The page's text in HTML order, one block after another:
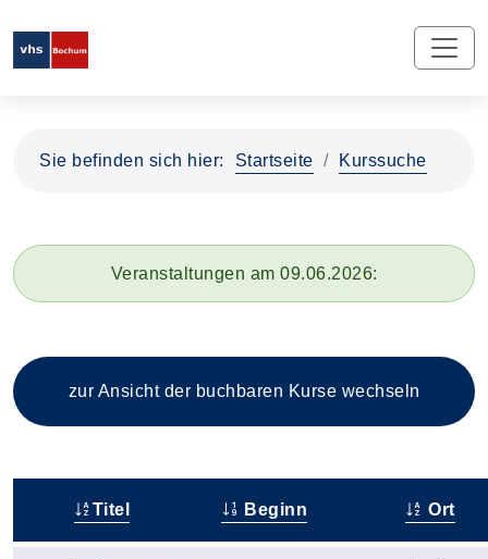
Sie befinden sich hier: Startseite Kurssuche
Veranstaltungen am 09.06.2026:
zur Ansicht der buchbaren Kurse wechseln
Titel Beginn Ort